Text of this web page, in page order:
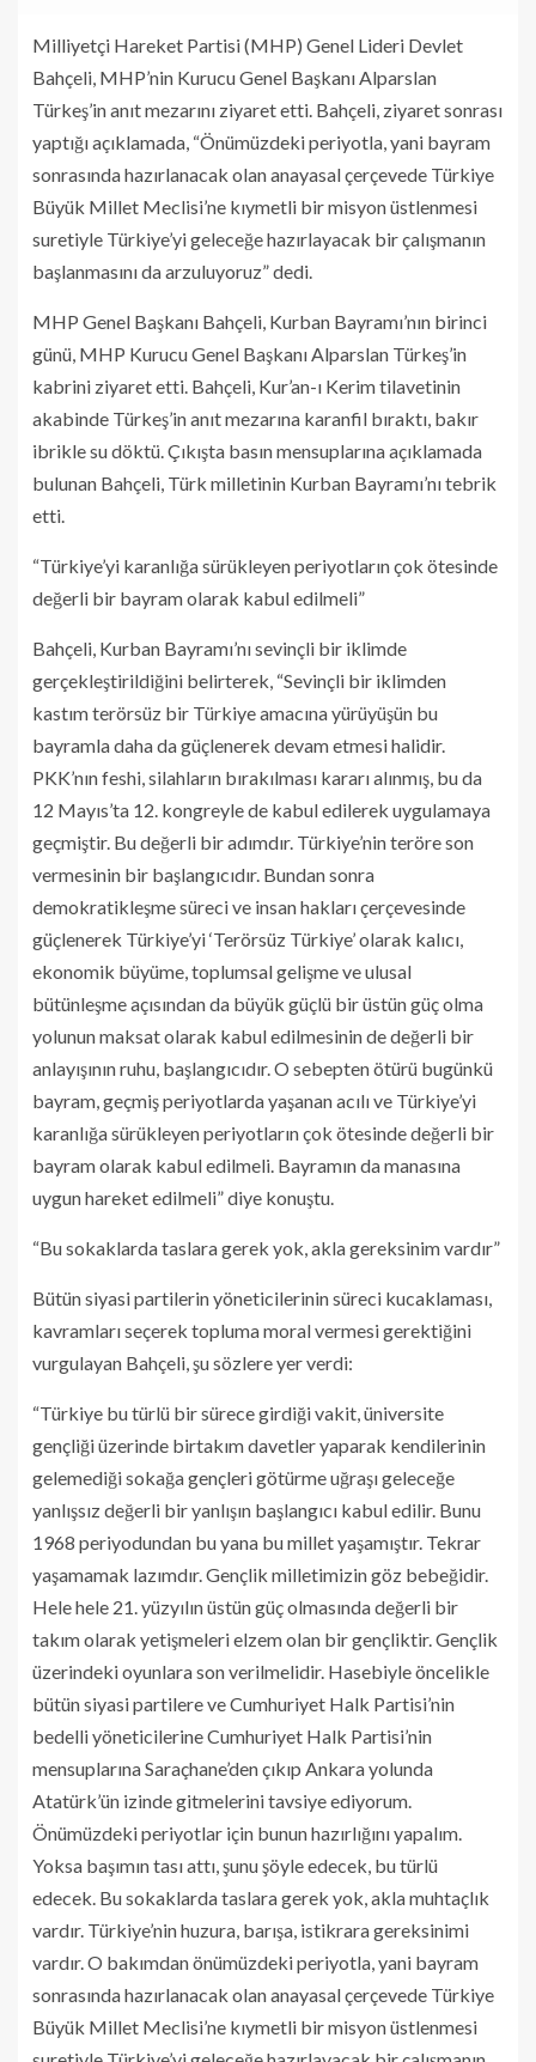
Milliyetçi Hareket Partisi (MHP) Genel Lideri Devlet
Bahçeli, MHP’nin Kurucu Genel Başkanı Alparslan
Türkeş’in anıt mezarını ziyaret etti. Bahçeli, ziyaret sonrası
yaptığı açıklamada, “Önümüzdeki periyotla, yani bayram
sonrasında hazırlanacak olan anayasal çerçevede Türkiye
Büyük Millet Meclisi’ne kıymetli bir misyon üstlenmesi
suretiyle Türkiye’yi geleceğe hazırlayacak bir çalışmanın
başlanmasını da arzuluyoruz” dedi.
MHP Genel Başkanı Bahçeli, Kurban Bayramı’nın birinci
günü, MHP Kurucu Genel Başkanı Alparslan Türkeş’in
kabrini ziyaret etti. Bahçeli, Kur’an-ı Kerim tilavetinin
akabinde Türkeş’in anıt mezarına karanfil bıraktı, bakır
ibrikle su döktü. Çıkışta basın mensuplarına açıklamada
bulunan Bahçeli, Türk milletinin Kurban Bayramı’nı tebrik
etti.
“Türkiye’yi karanlığa sürükleyen periyotların çok ötesinde
değerli bir bayram olarak kabul edilmeli”
Bahçeli, Kurban Bayramı’nı sevinçli bir iklimde
gerçekleştirildiğini belirterek, “Sevinçli bir iklimden
kastım terörsüz bir Türkiye amacına yürüyüşün bu
bayramla daha da güçlenerek devam etmesi halidir.
PKK’nın feshi, silahların bırakılması kararı alınmış, bu da
12 Mayıs’ta 12. kongreyle de kabul edilerek uygulamaya
geçmiştir. Bu değerli bir adımdır. Türkiye’nin teröre son
vermesinin bir başlangıcıdır. Bundan sonra
demokratikleşme süreci ve insan hakları çerçevesinde
güçlenerek Türkiye’yi ‘Terörsüz Türkiye’ olarak kalıcı,
ekonomik büyüme, toplumsal gelişme ve ulusal
bütünleşme açısından da büyük güçlü bir üstün güç olma
yolunun maksat olarak kabul edilmesinin de değerli bir
anlayışının ruhu, başlangıcıdır. O sebepten ötürü bugünkü
bayram, geçmiş periyotlarda yaşanan acılı ve Türkiye’yi
karanlığa sürükleyen periyotların çok ötesinde değerli bir
bayram olarak kabul edilmeli. Bayramın da manasına
uygun hareket edilmeli” diye konuştu.
“Bu sokaklarda taslara gerek yok, akla gereksinim vardır”
Bütün siyasi partilerin yöneticilerinin süreci kucaklaması,
kavramları seçerek topluma moral vermesi gerektiğini
vurgulayan Bahçeli, şu sözlere yer verdi:
“Türkiye bu türlü bir sürece girdiği vakit, üniversite
gençliği üzerinde birtakım davetler yaparak kendilerinin
gelemediği sokağa gençleri götürme uğraşı geleceğe
yanlışsız değerli bir yanlışın başlangıcı kabul edilir. Bunu
1968 periyodundan bu yana bu millet yaşamıştır. Tekrar
yaşamamak lazımdır. Gençlik milletimizin göz bebeğidir.
Hele hele 21. yüzyılın üstün güç olmasında değerli bir
takım olarak yetişmeleri elzem olan bir gençliktir. Gençlik
üzerindeki oyunlara son verilmelidir. Hasebiyle öncelikle
bütün siyasi partilere ve Cumhuriyet Halk Partisi’nin
bedelli yöneticilerine Cumhuriyet Halk Partisi’nin
mensuplarına Saraçhane’den çıkıp Ankara yolunda
Atatürk’ün izinde gitmelerini tavsiye ediyorum.
Önümüzdeki periyotlar için bunun hazırlığını yapalım.
Yoksa başımın tası attı, şunu şöyle edecek, bu türlü
edecek. Bu sokaklarda taslara gerek yok, akla muhtaçlık
vardır. Türkiye’nin huzura, barışa, istikrara gereksinimi
vardır. O bakımdan önümüzdeki periyotla, yani bayram
sonrasında hazırlanacak olan anayasal çerçevede Türkiye
Büyük Millet Meclisi’ne kıymetli bir misyon üstlenmesi